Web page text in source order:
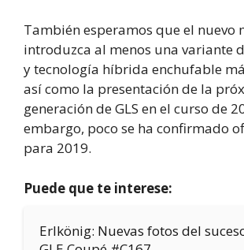
También esperamos que el nuevo
introduzca al menos una variante
y tecnología híbrida enchufable
así como la presentación de la
generación de GLS en el curso de
embargo, poco se ha confirmado
para 2019.
Puede que te interese:
Erlkönig: Nuevas fotos del